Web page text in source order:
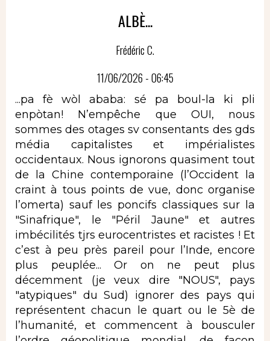
ALBÈ...
Frédéric C.
11/06/2026 - 06:45
...pa fè wòl ababa: sé pa boul-la ki pli
enpòtan! N’empêche que OUI, nous
sommes des otages sv consentants des gds
média capitalistes et impérialistes
occidentaux. Nous ignorons quasiment tout
de la Chine contemporaine (l’Occident la
craint à tous points de vue, donc organise
l’omerta) sauf les poncifs classiques sur la
"Sinafrique", le "Péril Jaune" et autres
imbécilités tjrs eurocentristes et racistes ! Et
c’est à peu près pareil pour l’Inde, encore
plus peuplée... Or on ne peut plus
décemment (je veux dire "NOUS", pays
"atypiques" du Sud) ignorer des pays qui
représentent chacun le quart ou le 5è de
l’humanité, et commencent à bousculer